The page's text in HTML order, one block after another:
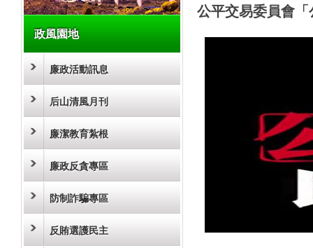
政風園地
廉政活動訊息
后山清風月刊
廉潔教育紮根
廉政反貪專區
防制詐騙專區
反賄選護民主
公平交易委員會